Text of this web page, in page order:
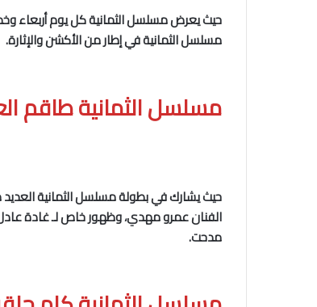
مسلسل الثمانية في إطار من الأكشن والإثارة.
مسلسل الثمانيةطاقم
حيث يشارك في بطولة مسلسل الثمانية العديد
الفنان عمرو مهدي، وظهور خاص لـ غادة
مدحت.